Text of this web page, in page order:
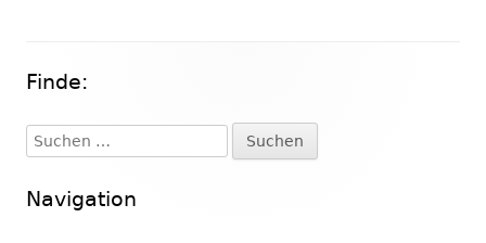
Haupt-
Seitenleiste
Finde:
Suchen
nach:
Navigation